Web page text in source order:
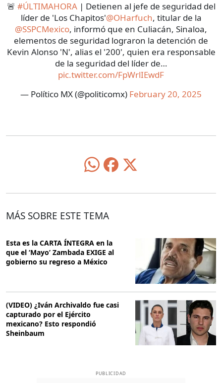
🚨 #ÚLTIMAHORA| Detienen al jefe de seguridad del
líder de 'Los Chapitos'@OHarfuch, titular de la
@SSPCMexico, informó que en Culiacán, Sinaloa,
elementos de seguridad lograron la detención de
Kevin Alonso 'N', alias el '200', quien era responsable
de la seguridad del líder de…
pic.twitter.com/FpWrlIEwdF
— Político MX (@politicomx) February 20, 2025
MÁS SOBRE ESTE TEMA
Esta es la CARTA ÍNTEGRA en la
que el ‘Mayo’ Zambada EXIGE al
gobierno su regreso a México
(VIDEO) ¿Iván Archivaldo fue casi
capturado por el Ejército
mexicano? Esto respondió
Sheinbaum
PUBLICIDAD